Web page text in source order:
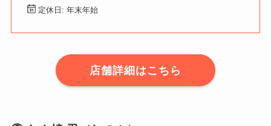
定休日: 年末年始
店舗詳細はこちら